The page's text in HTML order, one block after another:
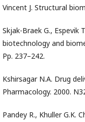
Vincent J. Structural
Skjak-Braek G., Espevik
biotechnology and
Pp. 237–242.
Kshirsagar N.A. Drug
Pharmacology. 2000.
Pandey R., Khuller G.K.